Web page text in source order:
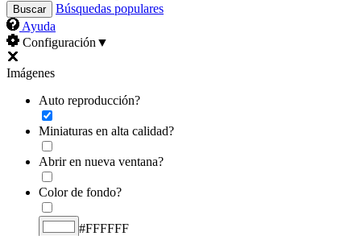
Búsquedas populares
Ayuda
Configuración ▼
Imágenes
Auto reproducción?
Miniaturas en alta calidad?
Abrir en nueva ventana?
Color de fondo?
#FFFFFF